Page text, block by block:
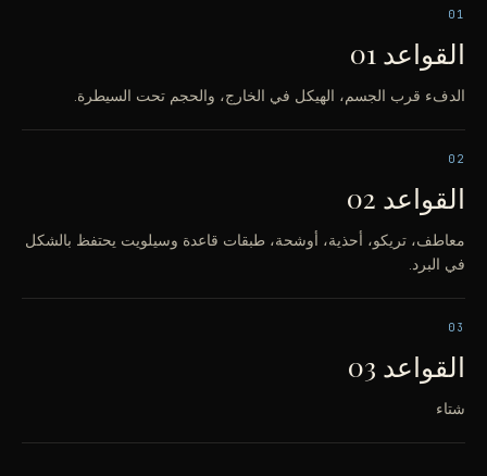
01
القواعد 01
الدفء قرب الجسم، الهيكل في الخارج، والحجم تحت السيطرة.
02
القواعد 02
معاطف، تريكو، أحذية، أوشحة، طبقات قاعدة وسيلويت يحتفظ بالشكل
في البرد.
03
القواعد 03
شتاء